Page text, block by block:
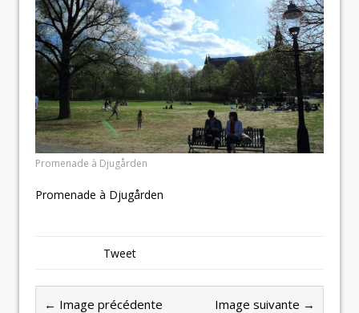
Promenade à Djugården
Promenade à Djugården
Tweet
← Image précédente Image suivante →